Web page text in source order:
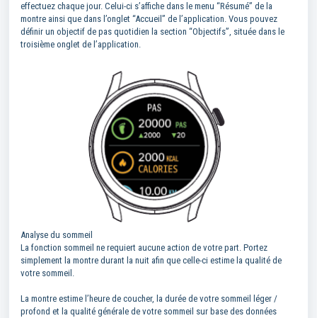
effectuez chaque jour. Celui-ci s’affiche dans le menu “Résumé” de la
montre ainsi que dans l’onglet “Accueil” de l’application. Vous pouvez
définir un objectif de pas quotidien la section “Objectifs”, située dans le
troisième onglet de l’application.
Analyse du sommeil
La fonction sommeil ne requiert aucune action de votre part. Portez
simplement la montre durant la nuit afin que celle-ci estime la qualité de
votre sommeil.
La montre estime l’heure de coucher, la durée de votre sommeil léger /
profond et la qualité générale de votre sommeil sur base des données